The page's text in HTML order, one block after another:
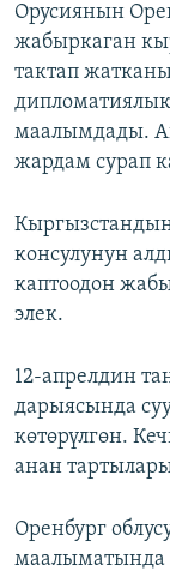
Орусиянын
жабыркаган
тактап
маалымдады.
жардам сурап
консулунун
каптоодон
элек.
12-апрелдин
дарыясында
көтөрүлгөн.
анан
Оренбург
маалыматында